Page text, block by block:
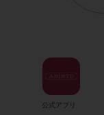
公式アプリ